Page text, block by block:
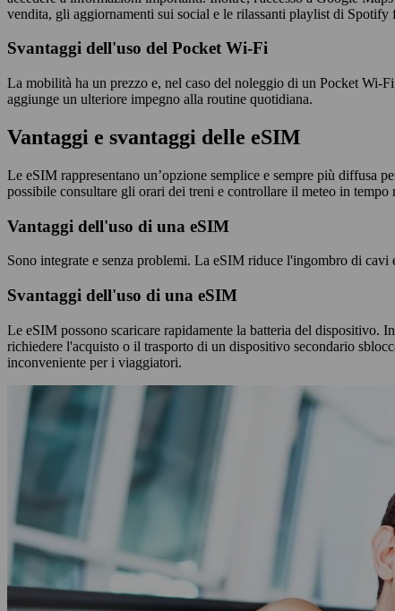
vendita, gli aggiornamenti sui social e le rilassanti playlist di
Svantaggi dell'uso del Pocket Wi-Fi
La mobilità ha un prezzo e, nel caso del noleggio di un Pocket Wi-
aggiunge un ulteriore impegno alla routine quotidiana.
Vantaggi e svantaggi delle eSIM
Le eSIM rappresentano un’opzione semplice e sempre più diffusa
possibile consultare gli orari dei treni e controllare il meteo in
Vantaggi dell'uso di una eSIM
Sono integrate e senza problemi. La eSIM riduce l'ingombro di
Svantaggi dell'uso di una eSIM
Le eSIM possono scaricare rapidamente la batteria del dispositivo.
richiedere l'acquisto o il trasporto di un dispositivo secondario
inconveniente per i viaggiatori.